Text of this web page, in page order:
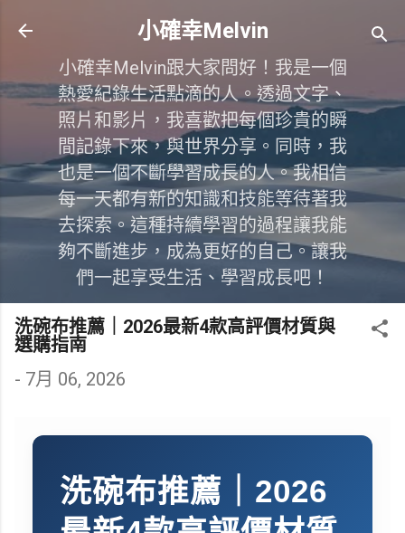
跳到主要內容
小確幸Melvin
小確幸Melvin跟大家問好！我是一個
熱愛紀錄生活點滴的人。透過文字、
照片和影片，我喜歡把每個珍貴的瞬
間記錄下來，與世界分享。同時，我
也是一個不斷學習成長的人。我相信
每一天都有新的知識和技能等待著我
去探索。這種持續學習的過程讓我能
夠不斷進步，成為更好的自己。讓我
們一起享受生活、學習成長吧！
洗碗布推薦｜2026最新4款高評價材質與
選購指南
- 7月 06, 2026
洗碗布推薦｜2026